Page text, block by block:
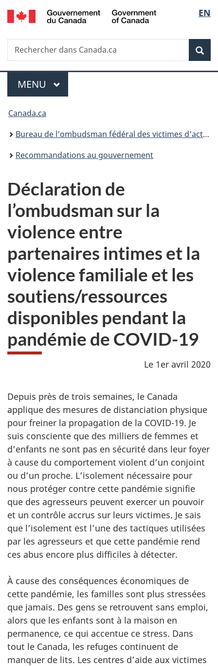
Passer
au
principal
Passer
à
Au
du
Passer
à
version
simplifiée
de
la
EN
Recherche
Rechercher
dans
Menu
MENU PRINCIPAL
Vous
êtes
ici :
Canada.ca
Bureau de l'ombudsman fédéral des victimes d'actes criminels
Recommandations au gouvernement
Déclaration de
l’ombudsman sur la
violence entre
partenaires intimes et la
violence familiale et les
soutiens/ressources
disponibles pendant la
pandémie de COVID-19
Le 1er avril 2020
Depuis près de trois semaines, le Canada
applique des mesures de distanciation physique
pour freiner la propagation de la COVID-19. Je
suis consciente que des milliers de femmes et
d’enfants ne sont pas en sécurité dans leur foyer
à cause du comportement violent d’un conjoint
ou d’un proche. L’isolement nécessaire pour
nous protéger contre cette pandémie signifie
que des agresseurs peuvent exercer un pouvoir
et un contrôle accrus sur leurs victimes. Je sais
que l’isolement est l’une des tactiques utilisées
par les agresseurs et que cette pandémie rend
ces abus encore plus difficiles à détecter.
À cause des conséquences économiques de
cette pandémie, les familles sont plus stressées
que jamais. Des gens se retrouvent sans emploi,
alors que les enfants sont à la maison en
permanence, ce qui accentue ce stress. Dans
tout le Canada, les refuges continuent de
manquer de lits. Les centres d’aide aux victimes